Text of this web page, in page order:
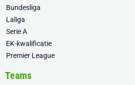
Bundesliga
Laliga
Serie A
EK-kwalificatie
Premier League
Teams